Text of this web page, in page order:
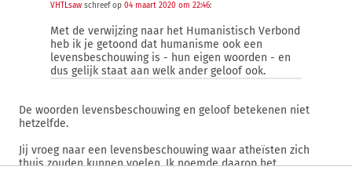
VHTLsaw schreef op 04 maart 2020 om 22:46:
Met de verwijzing naar het Humanistisch Verbond
heb ik je getoond dat humanisme ook een
levensbeschouwing is - hun eigen woorden - en
dus gelijk staat aan welk ander geloof ook.
De woorden levensbeschouwing en geloof betekenen niet
hetzelfde.
Jij vroeg naar een levensbeschouwing waar atheïsten zich
thuis zouden kunnen voelen. Ik noemde daarop het